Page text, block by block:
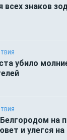
знаков
убило
на
и улегся на